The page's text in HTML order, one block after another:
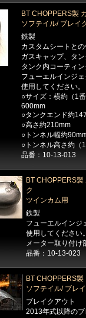
BT CHOPPERS製
ソフテイル/ ブレイ
鉄製
カスタムシートと
ガスキャップ、タ
タンク内コーティ
フューエルインジ
使用してください。
○サイズ：横約（1
600mm
○タンクエンド約
○高さ約210mm
○トンネル幅約
○トンネル高さ約（
品番：10-13-013
BT CHOPPERS
ク
ツインカム用
鉄製
フューエルインジ
使用してください
メーター取り付け
品番：10-13-023
BT CHOPPERS
ソフテイル/ ブレ
ブレイクアウト
2013年式以降の